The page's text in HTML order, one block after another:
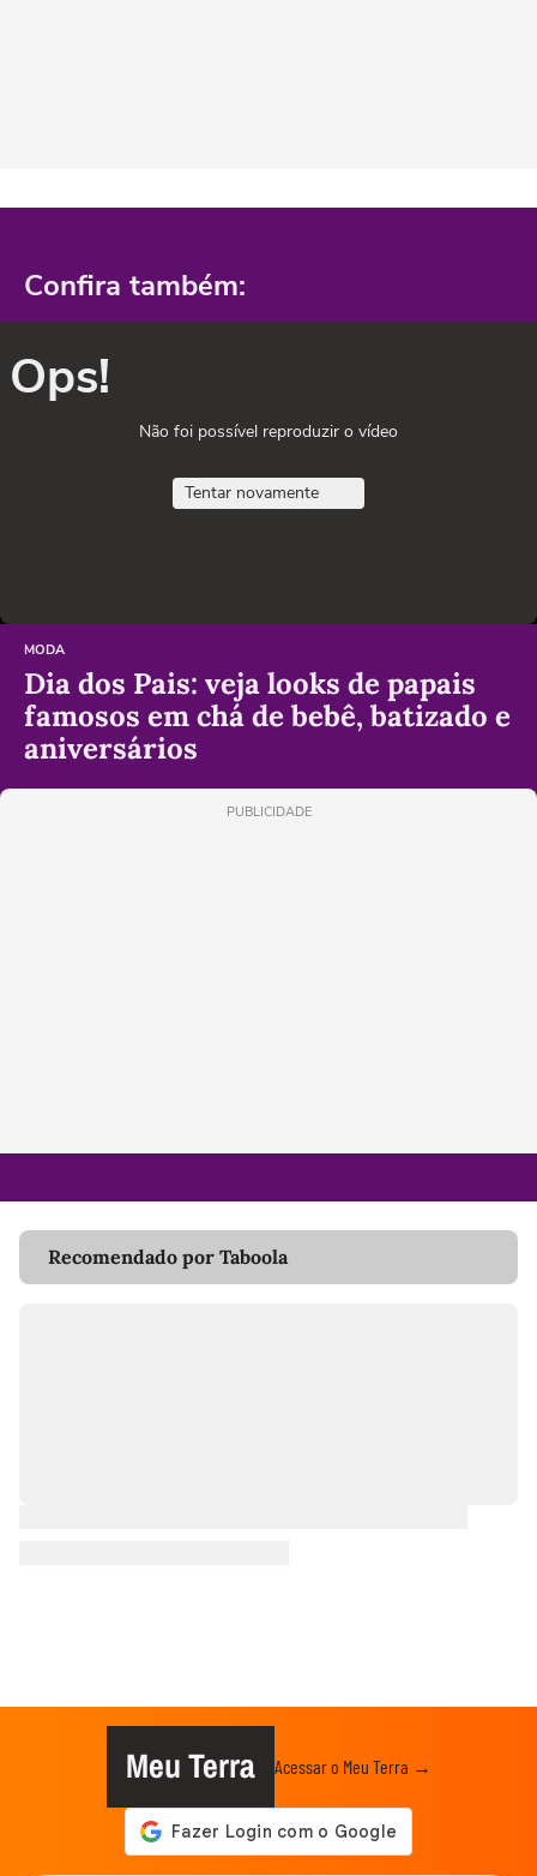
Confira também:
Ops!
Não foi possível reproduzir o vídeo
Tentar novamente
MODA
Dia dos Pais: veja looks de papais
famosos em chá de bebê, batizado e
aniversários
PUBLICIDADE
Recomendado por Taboola
Meu Terra Acessar o Meu Terra →